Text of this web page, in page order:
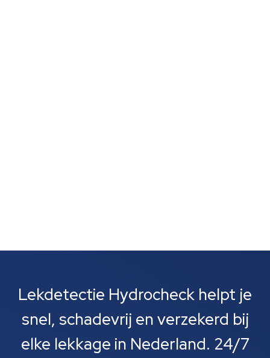
Lekdetectie Hydrocheck helpt je
snel, schadevrij en verzekerd bij
elke lekkage in Nederland. 24/7